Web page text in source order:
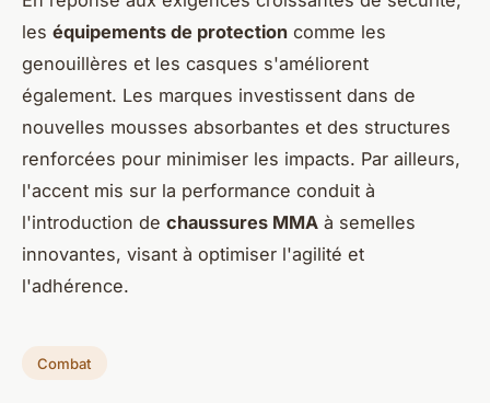
les équipements de protection comme les
genouillères et les casques s'améliorent
également. Les marques investissent dans de
nouvelles mousses absorbantes et des structures
renforcées pour minimiser les impacts. Par ailleurs,
l'accent mis sur la performance conduit à
l'introduction de chaussures MMA à semelles
innovantes, visant à optimiser l'agilité et
l'adhérence.
Combat